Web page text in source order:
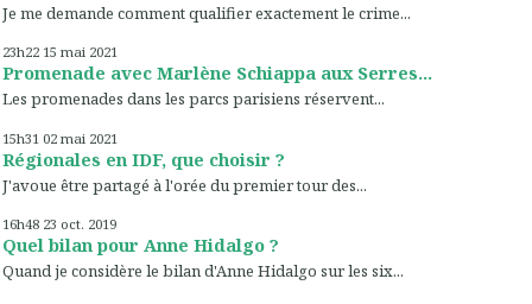
Je me demande comment qualifier exactement le crime...
23h22 15 mai 2021
Promenade avec Marlène Schiappa aux Serres...
Les promenades dans les parcs parisiens réservent...
15h31 02 mai 2021
Régionales en IDF, que choisir ?
J'avoue être partagé à l'orée du premier tour des...
16h48 23 oct. 2019
Quel bilan pour Anne Hidalgo ?
Quand je considère le bilan d'Anne Hidalgo sur les six...